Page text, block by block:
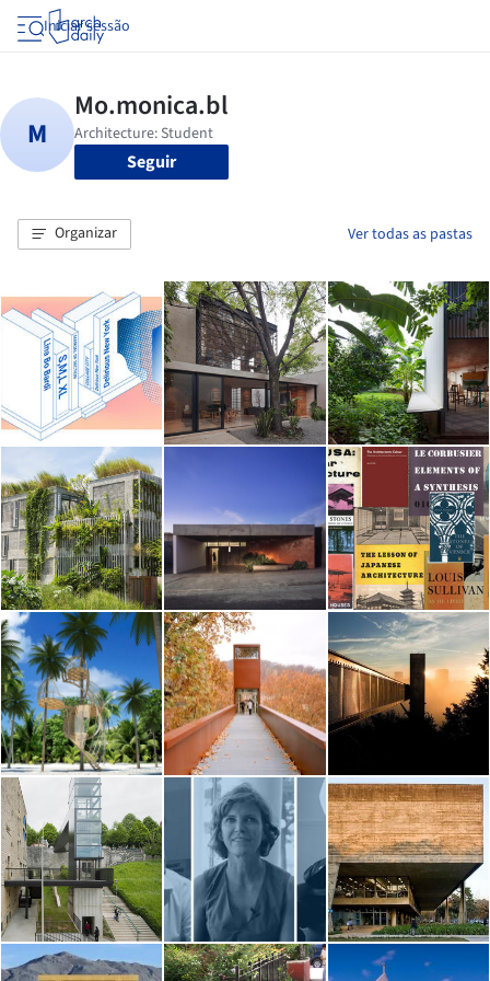
Iniciar sessão
Seguir
Organizar Ver todas as pastas